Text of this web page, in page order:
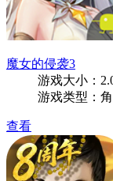
魔女的侵袭3
游戏大小：
游戏类型：
查看